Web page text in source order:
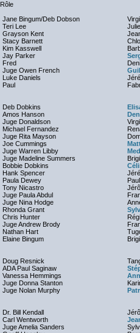
Rôle
Jane Bingum/Deb Dobson
Teri Lee
Grayson Kent
Stacy Barnett
Kim Kasswell
Jay Parker
Fred
Juge Owen French
Luke Daniels
Paul
Deb Dobkins
Amos Hanson
Juge Donaldson
Michael Fernandez
Juge Rita Mayson
Joe Cummings
Juge Warren Libby
Juge Madeline Summers
Bobbie Dobkins
Hank Spencer
Paula Dewey
Tony Nicastro
Juge Paula Abdul
Juge Nina Hodge
Rhonda Grant
Chris Hunter
Juge Andrew Brody
Nathan Hart
Elaine Bingum
Doug Resnick
ADA Paul Saginaw
Vanessa Hemmings
Juge Donna Stanton
Juge Nolan Murphy
Dr. Bill Kendall
Carl Wentworth
Juge Amelia Sanders